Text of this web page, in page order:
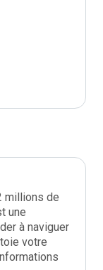
millions de
une
à naviguer
votre